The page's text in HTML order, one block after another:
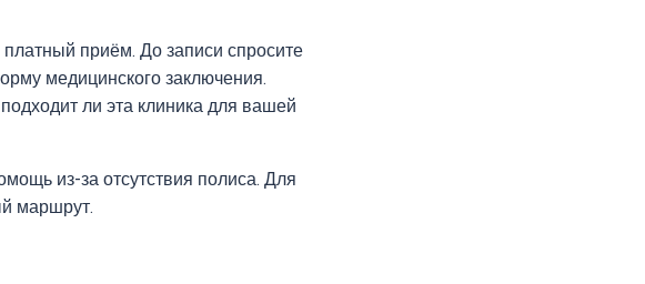
приём. До записи спросите
медицинского заключения.
ли эта клиника для вашей
из-за отсутствия полиса. Для
маршрут.